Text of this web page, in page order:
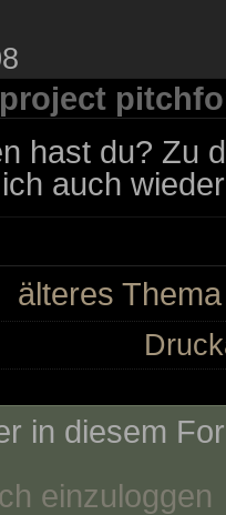
hast du? Zu
auch
älteres Thema
in diesem
einzuloggen